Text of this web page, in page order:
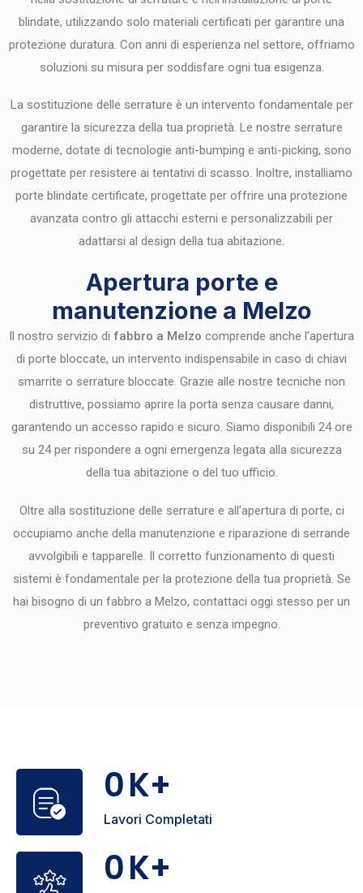
blindate, utilizzando solo materiali certificati per garantire una
protezione duratura. Con anni di esperienza nel settore, offriamo
soluzioni su misura per soddisfare ogni tua esigenza.
La sostituzione delle serrature è un intervento fondamentale per
garantire la sicurezza della tua proprietà. Le nostre serrature
moderne, dotate di tecnologie anti-bumping e anti-picking, sono
progettate per resistere ai tentativi di scasso. Inoltre, installiamo
porte blindate certificate, progettate per offrire una protezione
avanzata contro gli attacchi esterni e personalizzabili per
adattarsi al design della tua abitazione.
Apertura porte e
manutenzione a Melzo
Il nostro servizio di fabbro a Melzo comprende anche l’apertura
di porte bloccate, un intervento indispensabile in caso di chiavi
smarrite o serrature bloccate. Grazie alle nostre tecniche non
distruttive, possiamo aprire la porta senza causare danni,
garantendo un accesso rapido e sicuro. Siamo disponibili 24 ore
su 24 per rispondere a ogni emergenza legata alla sicurezza
della tua abitazione o del tuo ufficio.
Oltre alla sostituzione delle serrature e all’apertura di porte, ci
occupiamo anche della manutenzione e riparazione di serrande
avvolgibili e tapparelle. Il corretto funzionamento di questi
sistemi è fondamentale per la protezione della tua proprietà. Se
hai bisogno di un fabbro a Melzo, contattaci oggi stesso per un
preventivo gratuito e senza impegno.
0K+
Lavori Completati
0K+